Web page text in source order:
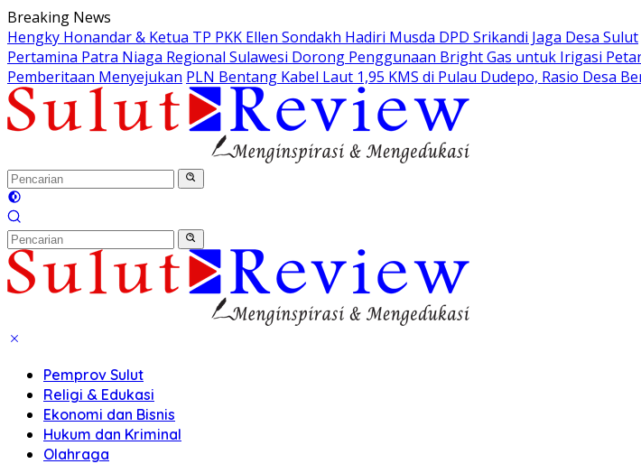
Langsung
ke
konten
Breaking News
Hengky Honandar & Ketua TP PKK Ellen Sondakh Hadiri Musda DPD Srikandi Jaga Desa Sulut
Pertamina Patra Niaga Regional Sulawesi Dorong Penggunaan Bright Gas untuk Irigasi
Pemberitaan Menyejukan PLN Bentang Kabel Laut 1,95 KMS di Pulau Dudepo, Rasio Desa
Pemprov Sulut
Religi & Edukasi
Ekonomi dan Bisnis
Hukum dan Kriminal
Olahraga